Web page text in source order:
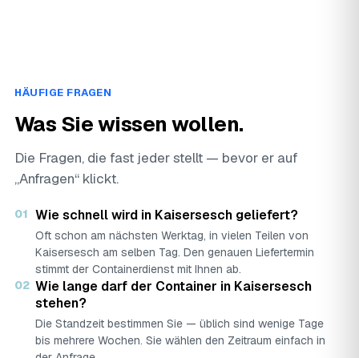
HÄUFIGE FRAGEN
Was Sie wissen wollen.
Die Fragen, die fast jeder stellt — bevor er auf
„Anfragen“ klickt.
01 Wie schnell wird in Kaisersesch geliefert?
Oft schon am nächsten Werktag, in vielen Teilen von
Kaisersesch am selben Tag. Den genauen Liefertermin
stimmt der Containerdienst mit Ihnen ab.
02 Wie lange darf der Container in Kaisersesch
stehen?
Die Standzeit bestimmen Sie — üblich sind wenige Tage
bis mehrere Wochen. Sie wählen den Zeitraum einfach in